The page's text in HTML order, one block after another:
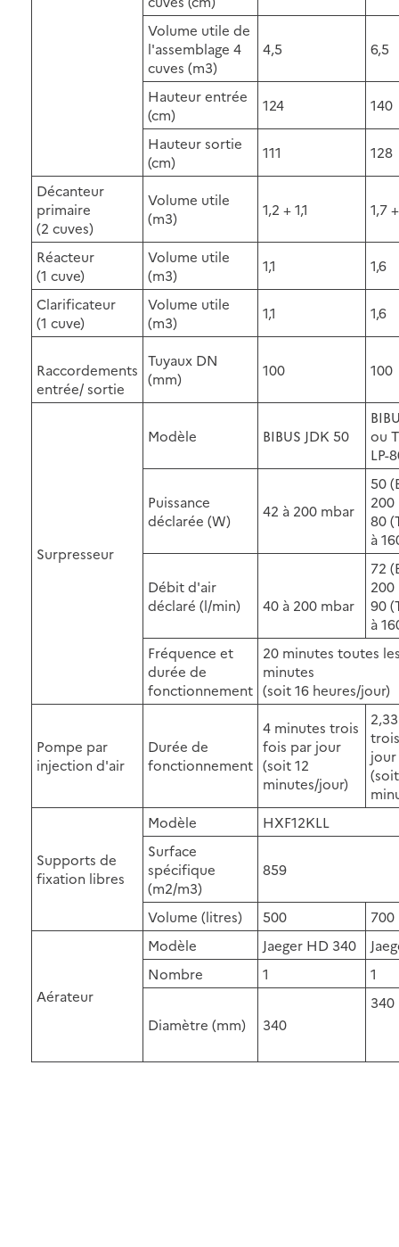
Volume utile de
l'assemblage 4
cuves (m3)
4,5 6,5
Hauteur entrée
(cm)
124 140
Hauteur sortie
(cm)
111 128
Décanteur
primaire
(2 cuves)
Volume utile
(m3)
1,2 + 1,1 1,7
Réacteur
(1 cuve)
Volume utile
(m3)
1,1 1,6
Clarificateur
(1 cuve)
Volume utile
(m3)
1,1 1,6
Raccordements
entrée/ sortie
Tuyaux DN
(mm)
100 100
Surpresseur
Modèle BIBUS JDK 50
ou
LP-
Puissance
déclarée (W)
42 à 200 mbar
50
200
80
à
Débit d'air
déclaré (l/min)
40 à 200 mbar
72
200
90
à
Fréquence et
durée de
fonctionnement
20 minutes toutes
minutes
(soit 16 heures/jour)
Pompe par
injection d'air
Durée de
fonctionnement
4 minutes trois
fois par jour
(soit 12
minutes/jour)
jour
Supports de
fixation libres
Modèle
HXF12KLL
Surface
spécifique
(m2/m3)
859
Volume (litres) 500 700
Aérateur
Modèle Jaeger HD 340
Nombre
1 1
Diamètre (mm) 340
340